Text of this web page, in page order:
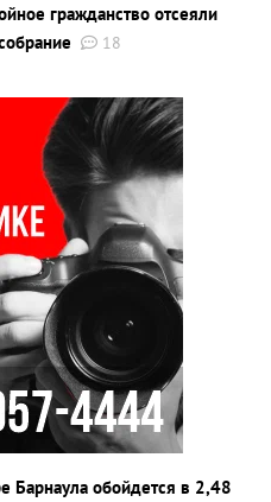
гражданство отсеяли
18
Барнаула обойдется в 2,48